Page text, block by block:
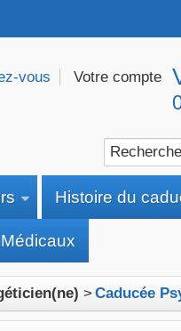
vous Votre compte
Histoire du
> Caducée